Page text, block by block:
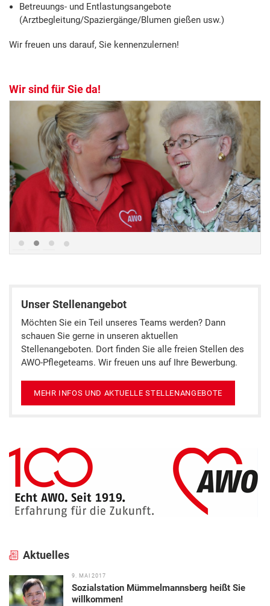
Betreuungs- und Entlastungsangebote
(Arztbegleitung/Spaziergänge/Blumen gießen usw.)
Wir freuen uns darauf, Sie kennenzulernen!
Wir sind für Sie da!
Unser Stellenangebot
Möchten Sie ein Teil unseres Teams werden? Dann
schauen Sie gerne in unseren aktuellen
Stellenangeboten. Dort finden Sie alle freien Stellen des
AWO-Pflegeteams. Wir freuen uns auf Ihre Bewerbung.
MEHR INFOS UND AKTUELLE STELLENANGEBOTE
Aktuelles
9. MAI 2017
Sozialstation Mümmelmannsberg heißt Sie
willkommen!